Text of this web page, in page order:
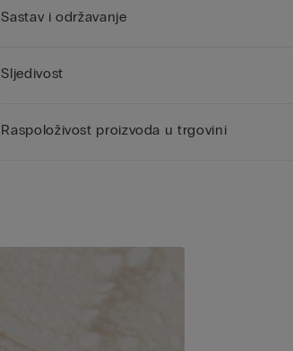
Sastav i održavanje
Sljedivost
Raspoloživost proizvoda u trgovini